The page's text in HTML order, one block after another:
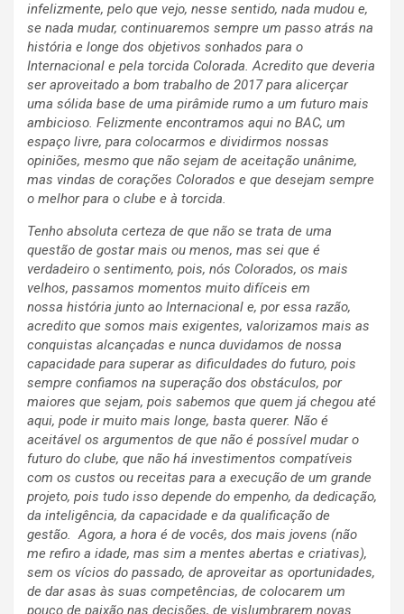
infelizmente, pelo que vejo, nesse sentido, nada mudou e,
se nada mudar, continuaremos sempre um passo atrás na
história e longe dos objetivos sonhados para o
Internacional e pela torcida Colorada. Acredito que deveria
ser aproveitado a bom trabalho de 2017 para alicerçar
uma sólida base de uma pirâmide rumo a um futuro mais
ambicioso. Felizmente encontramos aqui no BAC, um
espaço livre, para colocarmos e dividirmos nossas
opiniões, mesmo que não sejam de aceitação unânime,
mas vindas de corações Colorados e que desejam sempre
o melhor para o clube e à torcida.
Tenho absoluta certeza de que não se trata de uma
questão de gostar mais ou menos, mas sei que é
verdadeiro o sentimento, pois, nós Colorados, os mais
velhos, passamos momentos muito difíceis em
nossa história junto ao Internacional e, por essa razão,
acredito que somos mais exigentes, valorizamos mais as
conquistas alcançadas e nunca duvidamos de nossa
capacidade para superar as dificuldades do futuro, pois
sempre confiamos na superação dos obstáculos, por
maiores que sejam, pois sabemos que quem já chegou até
aqui, pode ir muito mais longe, basta querer. Não é
aceitável os argumentos de que não é possível mudar o
futuro do clube, que não há investimentos compatíveis
com os custos ou receitas para a execução de um grande
projeto, pois tudo isso depende do empenho, da dedicação,
da inteligência, da capacidade e da qualificação de
gestão. Agora, a hora é de vocês, dos mais jovens (não
me refiro a idade, mas sim a mentes abertas e criativas),
sem os vícios do passado, de aproveitar as oportunidades,
de dar asas às suas competências, de colocarem um
pouco de paixão nas decisões, de vislumbrarem novas